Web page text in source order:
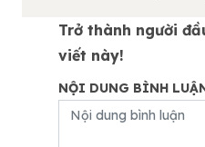
Trở thành người
viết này!
NỘI DUNG BÌNH